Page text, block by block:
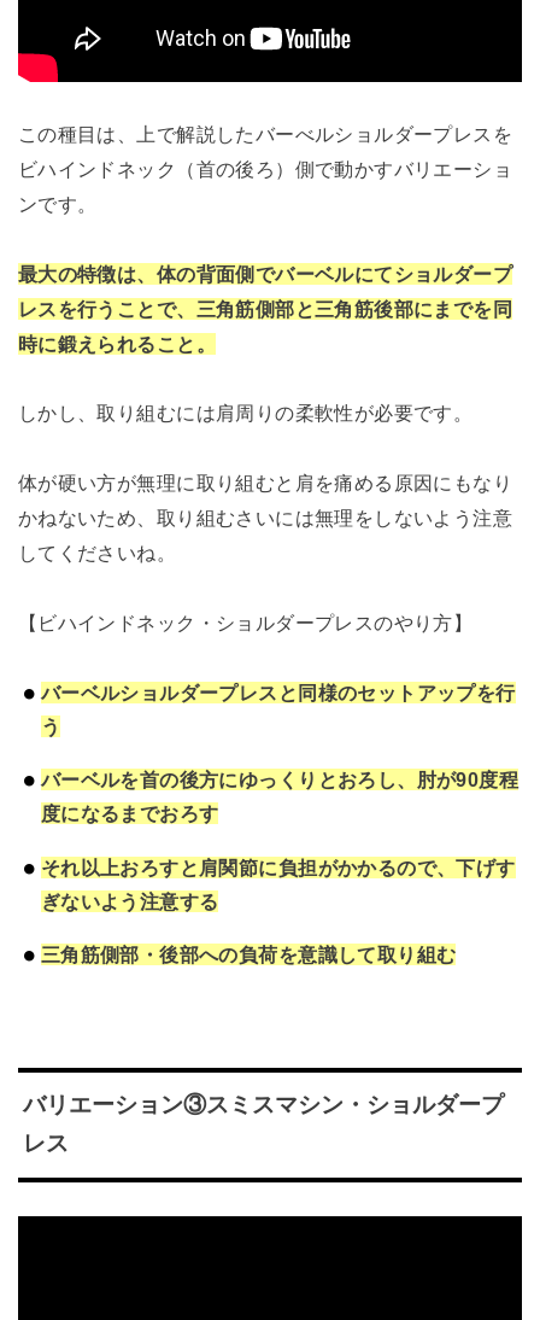
この種目は、上で解説したバーべルショルダープレスを
ビハインドネック（首の後ろ）側で動かすバリエーショ
ンです。
最大の特徴は、体の背面側でバーベルにてショルダープ
レスを行うことで、三角筋側部と三角筋後部にまでを同
時に鍛えられること。
しかし、取り組むには肩周りの柔軟性が必要です。
体が硬い方が無理に取り組むと肩を痛める原因にもなり
かねないため、取り組むさいには無理をしないよう注意
してくださいね。
【ビハインドネック・ショルダープレスのやり方】
バーベルショルダープレスと同様のセットアップを行
う
バーベルを首の後方にゆっくりとおろし、肘が90度程
度になるまでおろす
それ以上おろすと肩関節に負担がかかるので、下げす
ぎないよう注意する
三角筋側部・後部への負荷を意識して取り組む
バリエーション③スミスマシン・ショルダープ
レス